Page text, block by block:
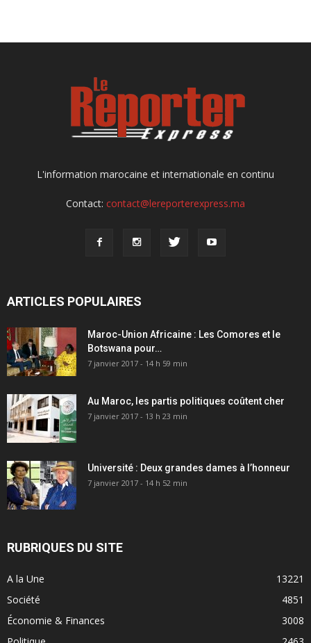
L'information marocaine et internationale en continu
Contact: contact@lereporterexpress.ma
ARTICLES POPULAIRES
Maroc-Union Africaine : Les Comores et le
Botswana pour…
7 janvier 2017 - 14 h 59 min
Au Maroc, les partis politiques coûtent cher
7 janvier 2017 - 13 h 23 min
Université : Deux grandes dames à l’honneur
7 janvier 2017 - 14 h 52 min
RUBRIQUES DU SITE
A la Une
13221
Société
4851
Économie & Finances
3008